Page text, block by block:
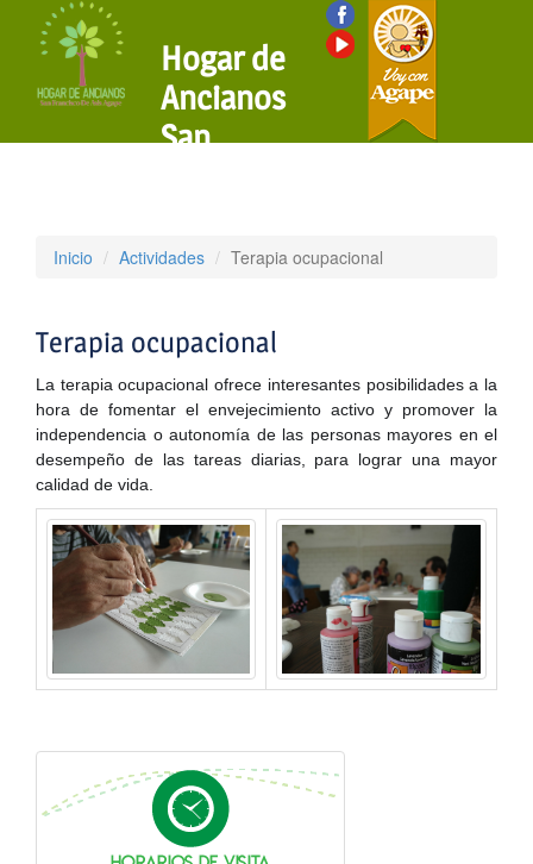
Hogar de
Ancianos
San
Inicio Actividades Terapia ocupacional
Terapia ocupacional
La terapia ocupacional ofrece interesantes posibilidades a la
hora de fomentar el envejecimiento activo y promover la
independencia o autonomía de las personas mayores en el
desempeño de las tareas diarias, para lograr una mayor
calidad de vida.